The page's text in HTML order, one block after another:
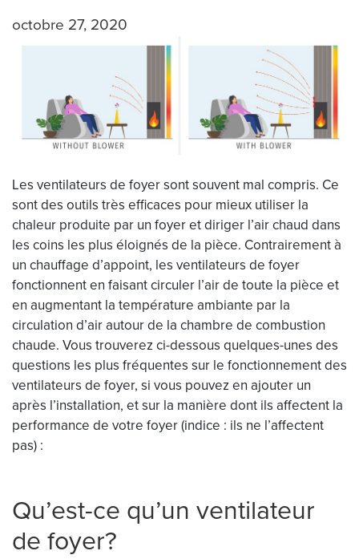
octobre 27, 2020
Les ventilateurs de foyer sont souvent mal compris. Ce
sont des outils très efficaces pour mieux utiliser la
chaleur produite par un foyer et diriger l’air chaud dans
les coins les plus éloignés de la pièce. Contrairement à
un chauffage d’appoint, les ventilateurs de foyer
fonctionnent en faisant circuler l’air de toute la pièce et
en augmentant la température ambiante par la
circulation d’air autour de la chambre de combustion
chaude. Vous trouverez ci-dessous quelques-unes des
questions les plus fréquentes sur le fonctionnement des
ventilateurs de foyer, si vous pouvez en ajouter un
après l’installation, et sur la manière dont ils affectent la
performance de votre foyer (indice : ils ne l’affectent
pas) :
Qu’est-ce qu’un ventilateur
de foyer?